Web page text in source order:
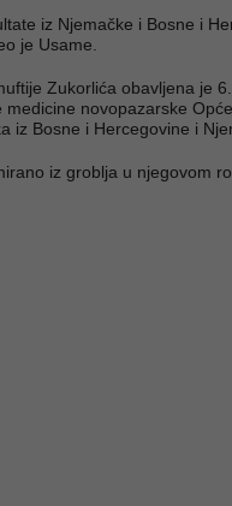
iz Njemačke i Bosne i
je Usame.
Zukorlića obavljena je
novopazarske
iz Bosne i Hercegovine i
iz groblja u njegovom